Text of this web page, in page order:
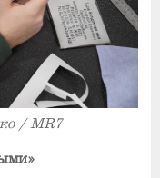
/ MR7